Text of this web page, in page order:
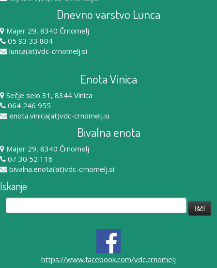
Dnevno varstvo Lunca
Majer 29, 8340 Črnomelj
05 93 33 804
lunca(at)vdc-crnomelj.si
Enota Vinica
Sečje selo 31, 8344 Vinica
064 246 955
enota.vinica(at)vdc-crnomelj.si
Bivalna enota
Majer 29, 8340 Črnomelj
07 30 52 116
bivalna.enota(at)vdc-crnomelj.si
Iskanje
https://www.facebook.com/vdc.crnomelj